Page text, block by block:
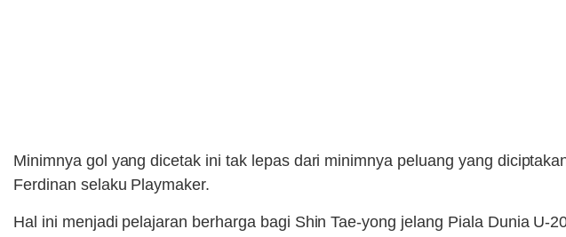
Minimnya gol yang dicetak ini tak lepas dari minimnya peluang yang
Ferdinan selaku Playmaker.
Hal ini menjadi pelajaran berharga bagi Shin Tae-yong jelang Piala Dunia